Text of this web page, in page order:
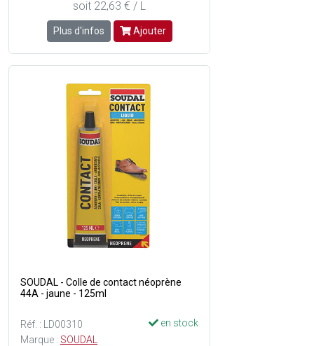
soit 22,63 € / L
Plus d'infos Ajouter
SOUDAL - Colle de contact néoprène
44A - jaune - 125ml
Réf. : LD00310
en stock
Marque : SOUDAL